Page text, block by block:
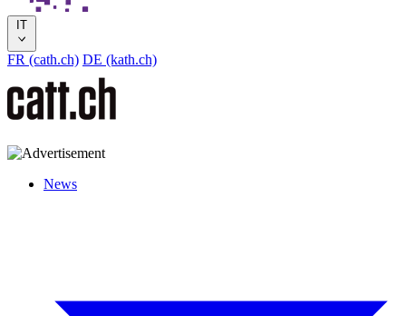
IT
FR (cath.ch) DE (kath.ch)
News